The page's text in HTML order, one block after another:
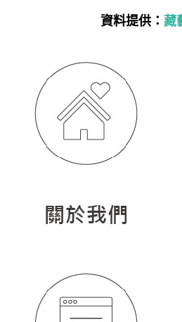
資料提供： 藏